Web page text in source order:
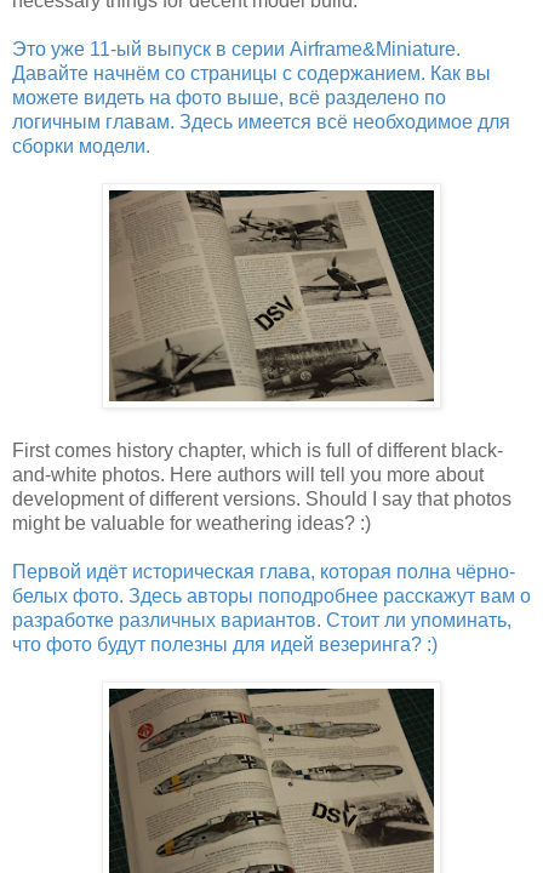
Это уже 11-ый выпуск в серии Airframe&Miniature.
Давайте начнём со страницы с содержанием. Как вы
можете видеть на фото выше, всё разделено по
логичным главам. Здесь имеется всё необходимое для
сборки модели.
First comes history chapter, which is full of different black-
and-white photos. Here authors will tell you more about
development of different versions. Should I say that photos
might be valuable for weathering ideas? :)
Первой идёт историческая глава, которая полна чёрно-
белых фото. Здесь авторы поподробнее расскажут вам о
разработке различных вариантов. Стоит ли упоминать,
что фото будут полезны для идей везеринга? :)